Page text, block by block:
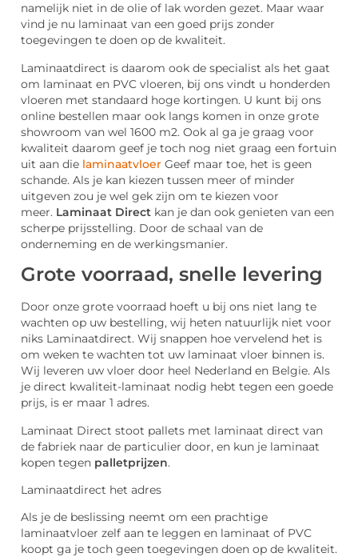
namelijk niet in de olie of lak worden gezet. Maar waar
vind je nu laminaat van een goed prijs zonder
toegevingen te doen op de kwaliteit.
Laminaatdirect is daarom ook de specialist als het gaat
om laminaat en PVC vloeren, bij ons vindt u honderden
vloeren met standaard hoge kortingen. U kunt bij ons
online bestellen maar ook langs komen in onze grote
showroom van wel 1600 m2. Ook al ga je graag voor
kwaliteit daarom geef je toch nog niet graag een fortuin
uit aan die laminaatvloer Geef maar toe, het is geen
schande. Als je kan kiezen tussen meer of minder
uitgeven zou je wel gek zijn om te kiezen voor
meer. Laminaat Direct kan je dan ook genieten van een
scherpe prijsstelling. Door de schaal van de
onderneming en de werkingsmanier.
Grote voorraad, snelle levering
Door onze grote voorraad hoeft u bij ons niet lang te
wachten op uw bestelling, wij heten natuurlijk niet voor
niks Laminaatdirect. Wij snappen hoe vervelend het is
om weken te wachten tot uw laminaat vloer binnen is.
Wij leveren uw vloer door heel Nederland en Belgie. Als
je direct kwaliteit-laminaat nodig hebt tegen een goede
prijs, is er maar 1 adres.
Laminaat Direct stoot pallets met laminaat direct van
de fabriek naar de particulier door, en kun je laminaat
kopen tegen palletprijzen.
Laminaatdirect het adres
Als je de beslissing neemt om een prachtige
laminaatvloer zelf aan te leggen en laminaat of PVC
koopt ga je toch geen toegevingen doen op de kwaliteit.